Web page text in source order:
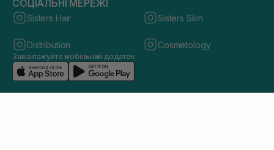
СОЦІАЛЬНІ МЕРЕЖІ
Sisters Hair Sisters Skin
Distribution Cosmetology
Завантажуйте мобільний додаток